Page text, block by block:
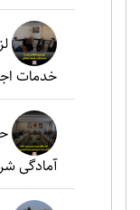
خدمات
آمادگی